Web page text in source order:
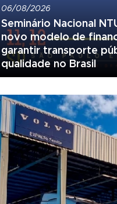
06/08/2026
Seminário Nacional
novo modelo de
garantir transporte
qualidade no Brasil